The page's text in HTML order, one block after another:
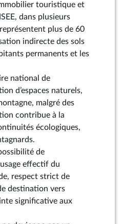
touristique et
dans plusieurs
plus de 60
indirecte des sols
permanents et les
national de
d’espaces naturels,
malgré des
contribue à la
écologiques,
de
effectif du
respect strict de
destination vers
significative aux